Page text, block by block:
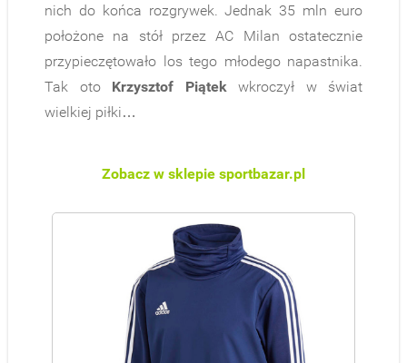
nich do końca rozgrywek. Jednak 35 mln euro
położone na stół przez AC Milan ostatecznie
przypieczętowało los tego młodego napastnika.
Tak oto Krzysztof Piątek wkroczył w świat
wielkiej piłki…
Zobacz w sklepie sportbazar.pl